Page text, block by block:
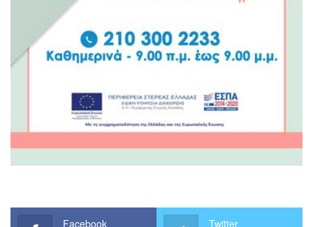
Facebook Twitter